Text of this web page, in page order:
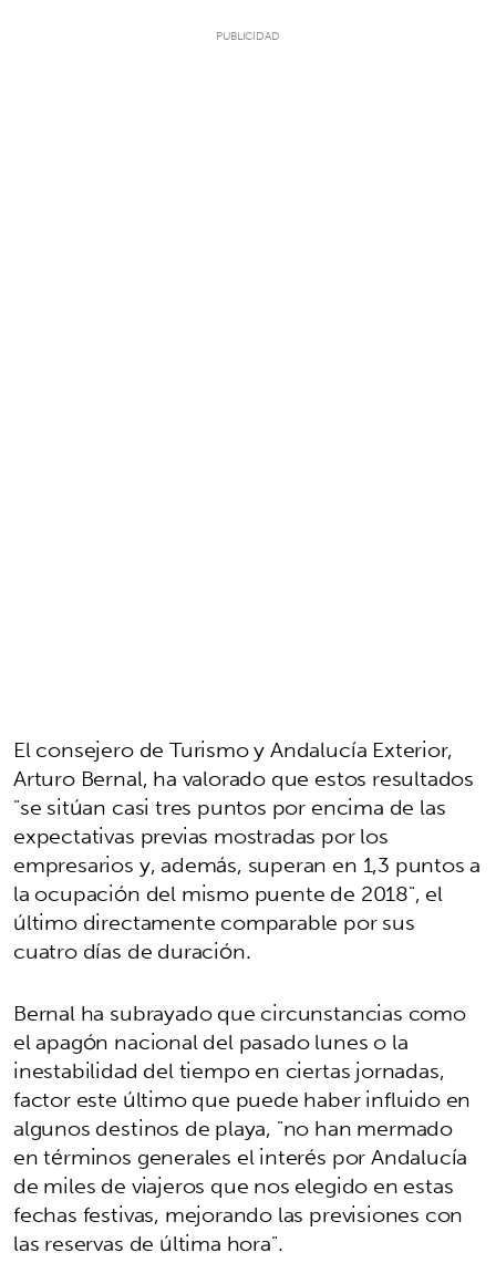
El consejero de Turismo y Andalucía Exterior,
Arturo Bernal, ha valorado que estos resultados
"se sitúan casi tres puntos por encima de las
expectativas previas mostradas por los
empresarios y, además, superan en 1,3 puntos a
la ocupación del mismo puente de 2018", el
último directamente comparable por sus
cuatro días de duración.
Bernal ha subrayado que circunstancias como
el apagón nacional del pasado lunes o la
inestabilidad del tiempo en ciertas jornadas,
factor este último que puede haber influido en
algunos destinos de playa, "no han mermado
en términos generales el interés por Andalucía
de miles de viajeros que nos elegido en estas
fechas festivas, mejorando las previsiones con
las reservas de última hora".